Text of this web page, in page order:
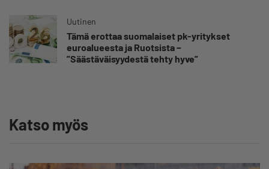
Uutinen
Tämä erottaa suomalaiset pk-yritykset
euroalueesta ja Ruotsista −
”Säästäväisyydestä tehty hyve”
Katso myös